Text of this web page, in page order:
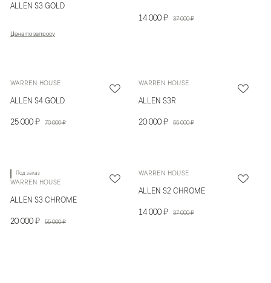
ALLEN S3 GOLD
Цена по запросу
14 000 ₽ 37 000 ₽
WARREN HOUSE
ALLEN S4 GOLD
25 000 ₽ 70 000 ₽
WARREN HOUSE
ALLEN S3R
20 000 ₽ 55 000 ₽
Под заказ
WARREN HOUSE
ALLEN S3 CHROME
20 000 ₽ 55 000 ₽
WARREN HOUSE
ALLEN S2 CHROME
14 000 ₽ 37 000 ₽